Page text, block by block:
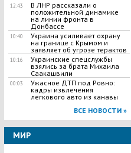
12:43
В ЛНР рассказали о
положительной динамике
на линии фронта в
Донбассе
10:40
Украина усиливает охрану
на границе с Крымом и
заявляет об угрозе терактов
10:16
Украинские спецслужбы
взялись за брата Михаила
Саакашвили
00:03
​Ужасное ДТП под Ровно:
кадры извлечения
легкового авто из канавы
ВСЕ НОВОСТИ »
МИР